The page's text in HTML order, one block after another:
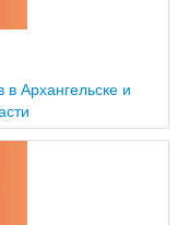
в Архангельске и